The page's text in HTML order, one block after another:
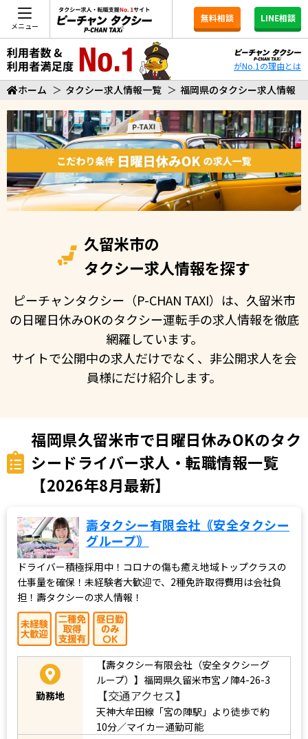
メニュー
無料相談 LINE相談
がNo.1の理由とは
ホーム ＞ タクシー求人情報一覧 ＞ 福岡県のタクシー求人情報
久留米市の
タクシー求人情報を探す
ピーチャンタクシー（P-CHAN TAXI）は、久留米市
の日曜日休みOKのタクシー運転手の求人情報を徹底
網羅しています。
サイトで公開中の求人だけでなく、非公開求人を会
員様にだけ紹介します。
福岡県久留米市で日曜日休みOKのタク
シードライバー求人・転職情報一覧
【2026年8月最新】
壽タクシー有限会社｟安全タクシー
グループ｠
ドライバー積極採用中！コロナの傷も癒え地域トップクラスの
仕事量を確保！未経験者大歓迎で、2種免許取得費用は会社負
担！壽タクシーの求人情報！
勤務地
【壽タクシー有限会社（安全タクシーグ
ループ）】福岡県久留米市宮ノ陣4-26-3
【交通アクセス】
天神大牟田線「宮の陣駅」より徒歩で約
10分／マイカー通勤可能